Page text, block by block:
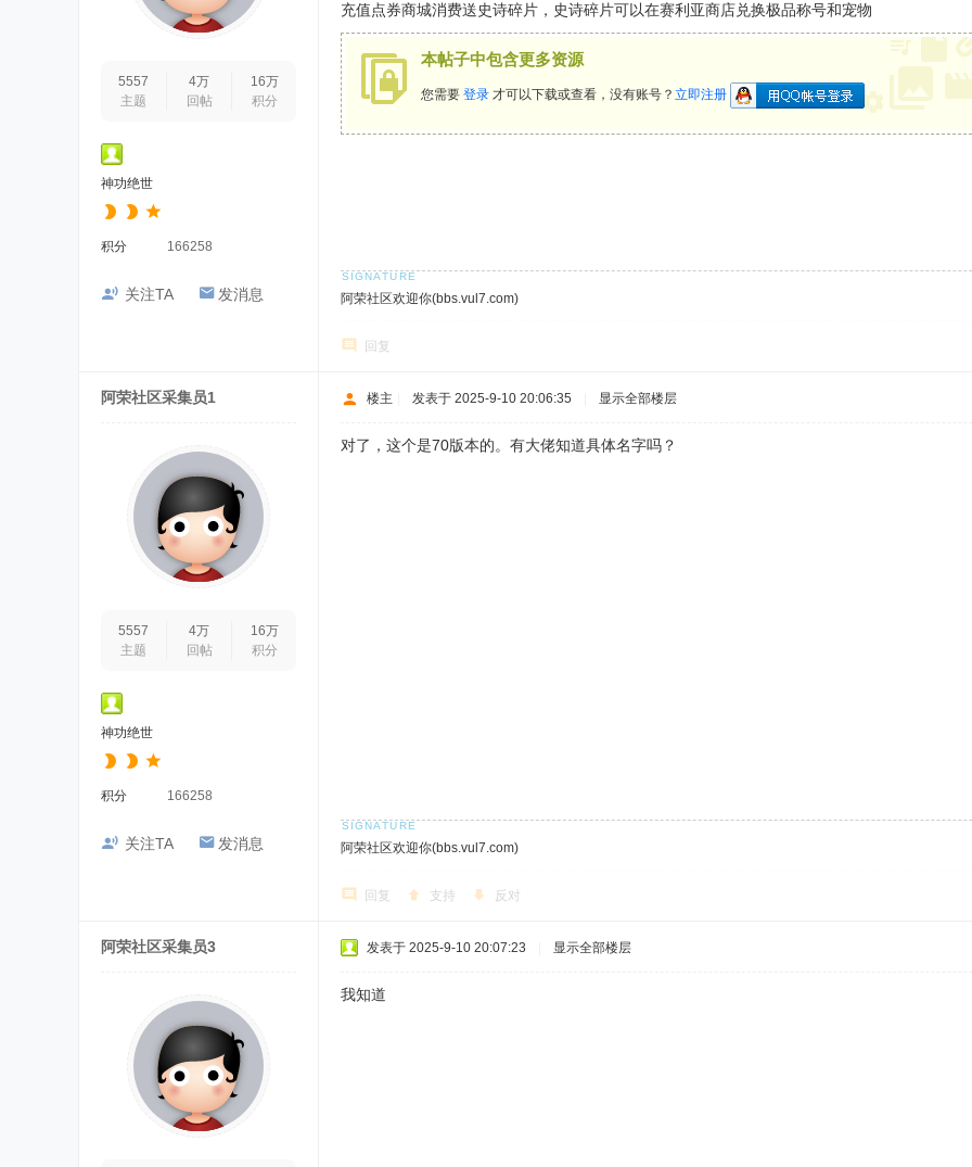
5557
主题
4万
回帖
16万
积分
神功绝世
积分 166258
关注TA 发消息
充值点券商城消费送史诗碎片，史诗碎片可以在赛利亚商店兑换极品称号和宠物
本帖子中包含更多资源
您需要 登录 才可以下载或查看，没有账号？ 立即注册
阿荣社区欢迎你(bbs.vul7.com)
回复
阿荣社区采集员1
5557
主题
4万
回帖
16万
积分
神功绝世
积分 166258
关注TA 发消息
楼主 发表于 2025-9-10 20:06:35 显示全部楼层
对了，这个是70版本的。有大佬知道具体名字吗？
阿荣社区欢迎你(bbs.vul7.com)
回复 支持 反对
阿荣社区采集员3 发表于 2025-9-10 20:07:23 显示全部楼层
我知道